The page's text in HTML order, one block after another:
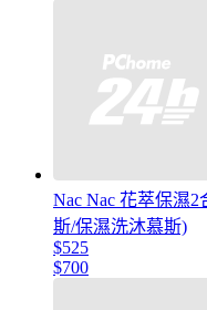
Nac Nac 花萃保濕
斯/保濕洗沐慕斯)
$525
$700